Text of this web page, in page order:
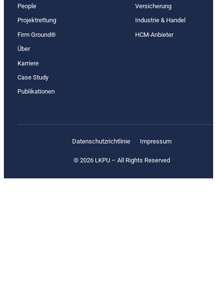
People
Projektrettung
Firm Ground®
Über
Karriere
Case Study
Publikationen
Versicherung
Industrie & Handel
HCM-Anbieter
Datenschutz­richtlinie Impressum
© 2026 LKPU – All Rights Reserved